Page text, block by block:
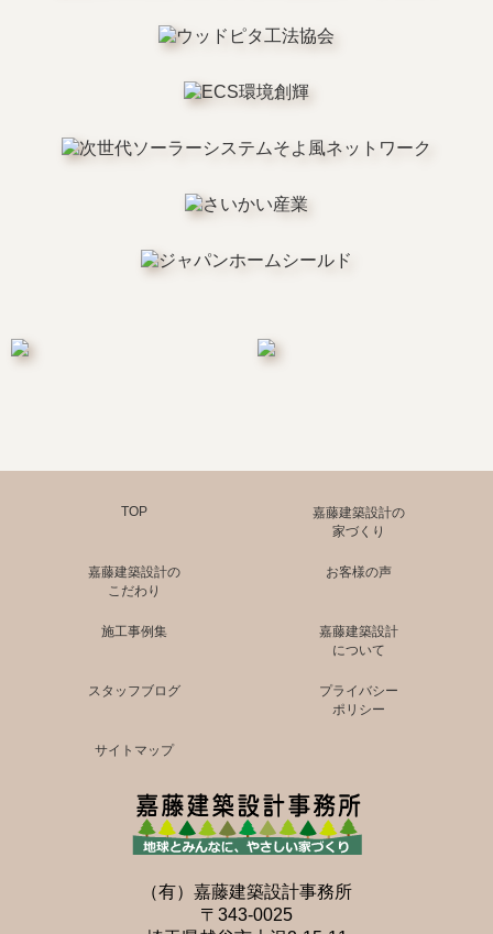
TOP
嘉藤建築設計の
家づくり
嘉藤建築設計の
こだわり
お客様の声
施工事例集
嘉藤建築設計
について
スタッフブログ
プライバシー
ポリシー
サイトマップ
（有）嘉藤建築設計事務所
〒343-0025